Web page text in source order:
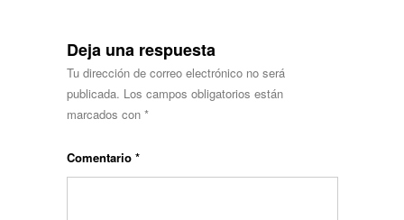
Deja una respuesta
Tu dirección de correo electrónico no será
publicada. Los campos obligatorios están
marcados con *
Comentario *